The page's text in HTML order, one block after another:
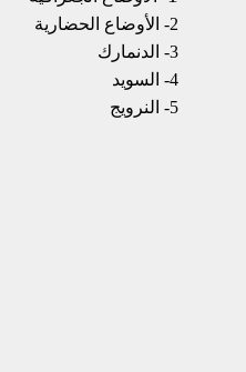
2- الأوضاع الحضارية
3- الدنمارك
4- السويد
5- النرويج